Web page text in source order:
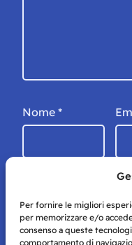
Per fornire le migliori
per memorizzare e/o
consenso a queste
comportamento di
Nome *